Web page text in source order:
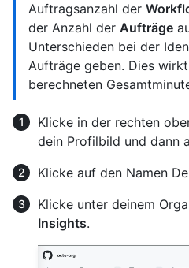
Auftragsanzahl der
der Anzahl der Aufträge
Unterschieden bei der
Aufträge geben. Dies
berechneten
Klicke in der rechten
dein Profilbild und dann
Klicke auf den Namen
Klicke unter deinem
Insights.